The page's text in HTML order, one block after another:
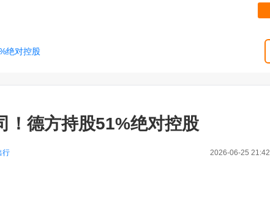
绝对控股
！德方持股51%绝对控股
行 2026-06-25 21:42